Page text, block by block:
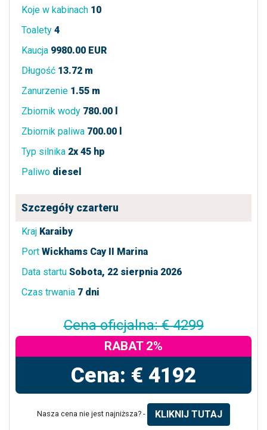
Koje w kabinach 10
Toalety 4
Kaucja 9980.00 EUR
Długość 13.72 m
Zanurzenie 1.55 m
Zbiornik wody 780.00 l
Zbiornik paliwa 700.00 l
Typ silnika 2x 45 hp
Paliwo diesel
Szczegóły czarteru
Kraj Karaiby
Port Wickhams Cay II Marina
Data startu Sobota, 22 sierpnia 2026
Czas trwania 7 dni
Cena oficjalna: € 4299
RABAT 2%
Cena: € 4192
Nasza cena nie jest najniższa? - KLIKNIJ TUTAJ